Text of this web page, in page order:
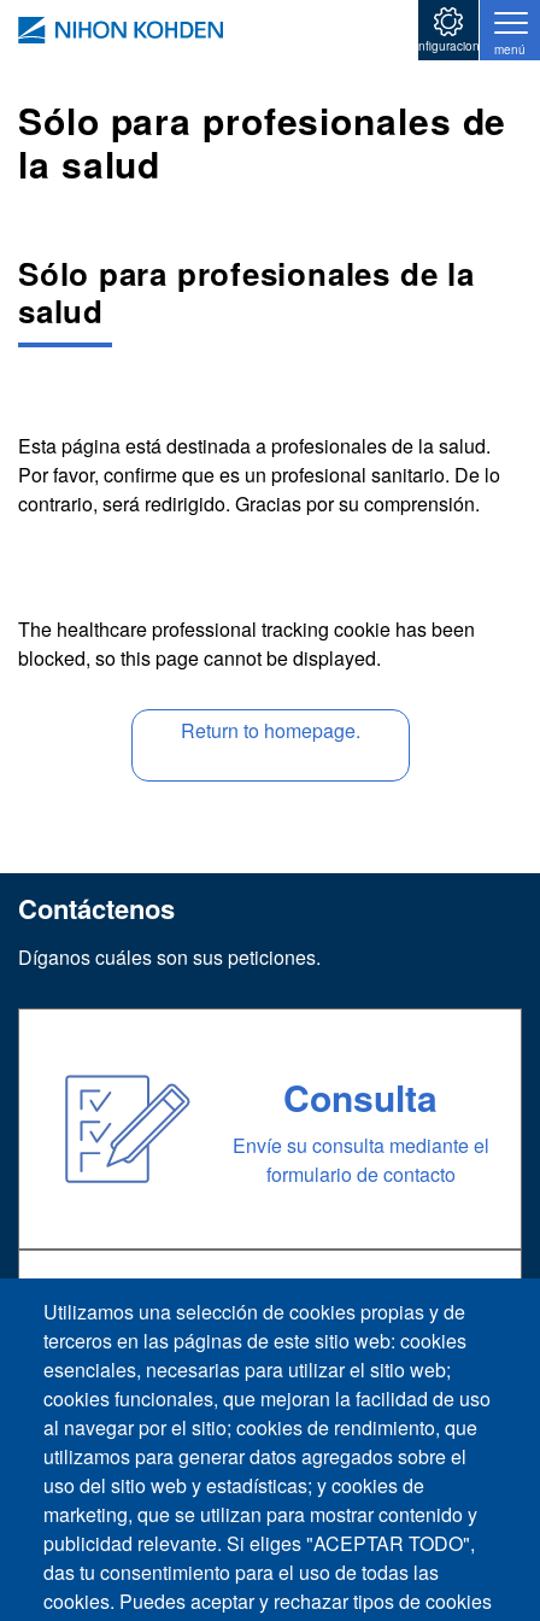
Pasar al contenido principal
configuraciones menú
Sólo para profesionales de
la salud
Sólo para profesionales de la
salud
Esta página está destinada a profesionales de la salud.
Por favor, confirme que es un profesional sanitario. De lo
contrario, será redirigido. Gracias por su comprensión.
The healthcare professional tracking cookie has been
blocked, so this page cannot be displayed.
Return to homepage.
Contáctenos
Díganos cuáles son sus peticiones.
Consulta
Envíe su consulta mediante el
formulario de contacto
Soporte
Solicitud de soporte técnico
Utilizamos una selección de cookies propias y de
terceros en las páginas de este sitio web: cookies
esenciales, necesarias para utilizar el sitio web;
cookies funcionales, que mejoran la facilidad de uso
al navegar por el sitio; cookies de rendimiento, que
utilizamos para generar datos agregados sobre el
uso del sitio web y estadísticas; y cookies de
marketing, que se utilizan para mostrar contenido y
publicidad relevante. Si eliges "ACEPTAR TODO",
das tu consentimiento para el uso de todas las
cookies. Puedes aceptar y rechazar tipos de cookies
Footer vertical
Contáctenos